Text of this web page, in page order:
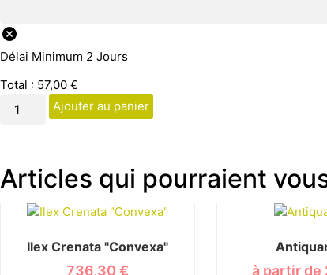
Délai Minimum 2 Jours
Total : 57,00 €
Ajouter au panier
Articles qui pourraient
Ilex Crenata "Convexa"
736,30€ à partir de